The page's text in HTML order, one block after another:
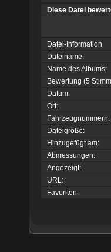
Diese Datei
Datei-Information
Dateiname:
Name des Albums:
Bewertung (5
Datum:
Ort:
Fahrzeugnummern:
Dateigröße:
Hinzugefügt am:
Abmessungen:
Angezeigt:
URL:
Favoriten: